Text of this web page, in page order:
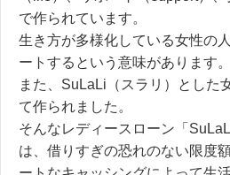
で作られています。
生き方が多様化している女性の
ートするという意味があります。
また、SuLaLi（スラリ）とした
て作られました。
そんなレディースローン「
は、借りすぎの恐れのない限度